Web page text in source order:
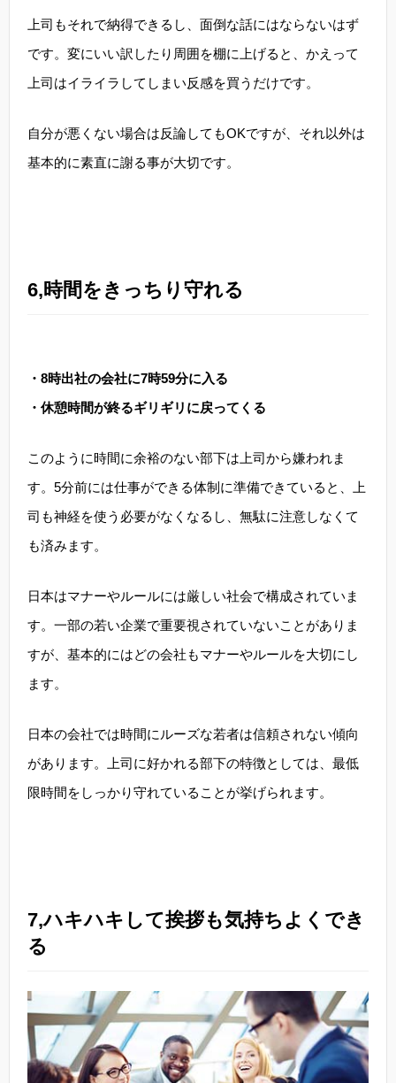
上司もそれで納得できるし、面倒な話にはならないはず
です。変にいい訳したり周囲を棚に上げると、かえって
上司はイライラしてしまい反感を買うだけです。
自分が悪くない場合は反論してもOKですが、それ以外は
基本的に素直に謝る事が大切です。
6,時間をきっちり守れる
・8時出社の会社に7時59分に入る
・休憩時間が終るギリギリに戻ってくる
このように時間に余裕のない部下は上司から嫌われま
す。5分前には仕事ができる体制に準備できていると、上
司も神経を使う必要がなくなるし、無駄に注意しなくて
も済みます。
日本はマナーやルールには厳しい社会で構成されていま
す。一部の若い企業で重要視されていないことがありま
すが、基本的にはどの会社もマナーやルールを大切にし
ます。
日本の会社では時間にルーズな若者は信頼されない傾向
があります。上司に好かれる部下の特徴としては、最低
限時間をしっかり守れていることが挙げられます。
7,ハキハキして挨拶も気持ちよくでき
る